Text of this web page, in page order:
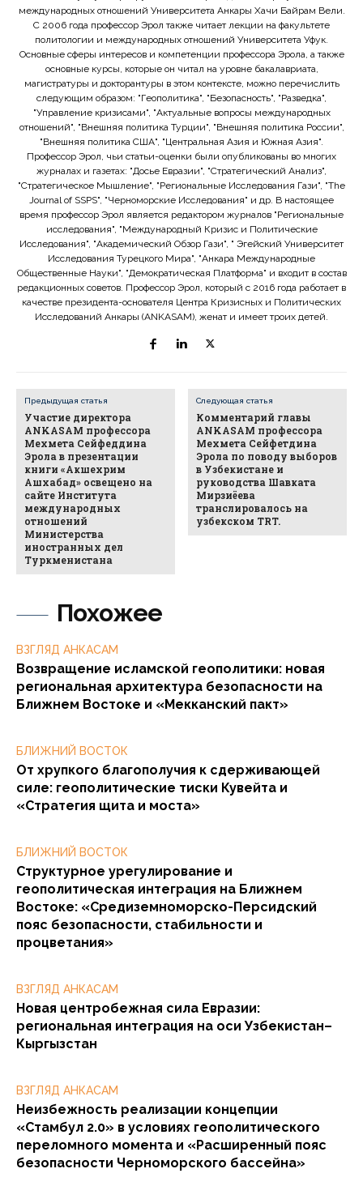
Похожее
ВЗГЛЯД АНКАСАМ
Возвращение исламской геополитики: новая
региональная архитектура безопасности на
Ближнем Востоке и «Мекканский пакт»
БЛИЖНИЙ ВОСТОК
От хрупкого благополучия к сдерживающей
силе: геополитические тиски Кувейта и
«Стратегия щита и моста»
БЛИЖНИЙ ВОСТОК
Структурное урегулирование и
геополитическая интеграция на Ближнем
Востоке: «Средиземноморско-Персидский
пояс безопасности, стабильности и
процветания»
ВЗГЛЯД АНКАСАМ
Новая центробежная сила Евразии:
региональная интеграция на оси Узбекистан–
Кыргызстан
ВЗГЛЯД АНКАСАМ
Неизбежность реализации концепции
«Стамбул 2.0» в условиях геополитического
переломного момента и «Расширенный пояс
безопасности Черноморского бассейна»
международных отношений Университета Анкары Хачи Байрам Вели.
С 2006 года профессор Эрол также читает лекции на факультете
политологии и международных отношений Университета Уфук.
Основные сферы интересов и компетенции профессора Эрола, а также
основные курсы, которые он читал на уровне бакалавриата,
магистратуры и докторантуры в этом контексте, можно перечислить
следующим образом: "Геополитика", "Безопасность", "Разведка",
"Управление кризисами", "Актуальные вопросы международных
отношений", "Внешняя политика Турции", "Внешняя политика России",
"Внешняя политика США", "Центральная Азия и Южная Азия".
Профессор Эрол, чьи статьи-оценки были опубликованы во многих
журналах и газетах: "Досье Евразии", "Стратегический Анализ",
"Стратегическое Мышление", "Региональные Исследования Гази", "The
Journal of SSPS", "Черноморские Исследования" и др. В настоящее
время профессор Эрол является редактором журналов "Региональные
исследования", "Международный Кризис и Политические
Исследования", "Академический Обзор Гази", " Эгейский Университет
Исследования Турецкого Мира", "Анкара Международные
Общественные Науки", "Демократическая Платформа" и входит в состав
редакционных советов. Профессор Эрол, который с 2016 года работает в
качестве президента-основателя Центра Кризисных и Политических
Исследований Анкары (ANKASAM), женат и имеет троих детей.
Предыдущая статья
Участие директора
ANKASAM профессора
Мехмета Сейфеддина
Эрола в презентации
книги «Акшехрим
Ашхабад» освещено на
сайте Института
международных
отношений
Министерства
иностранных дел
Туркменистана
Следующая статья
Комментарий главы
ANKASAM профессора
Мехмета Сейфетдина
Эрола по поводу выборов
в Узбекистане и
руководства Шавката
Мирзиёева
транслировалось на
узбекском TRT.